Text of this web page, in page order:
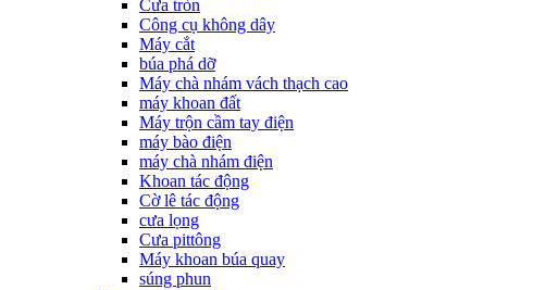
Cưa tròn
Công cụ không dây
Máy cắt
búa phá dỡ
Máy chà nhám vách thạch cao
máy khoan đất
Máy trộn cầm tay điện
máy bào điện
máy chà nhám điện
Khoan tác động
Cờ lê tác động
cưa lọng
Cưa pittông
Máy khoan búa quay
súng phun